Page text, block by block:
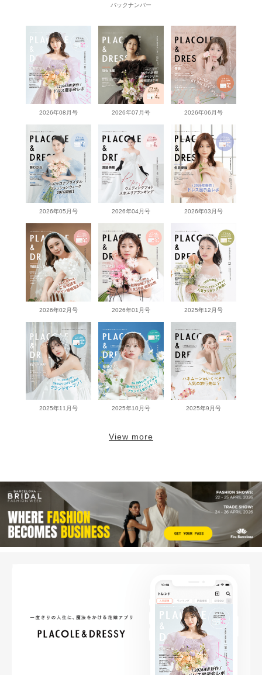
バックナンバー
2026年08月号 2026年07月号 2026年06月号
2026年05月号 2026年04月号 2026年03月号
2026年02月号 2026年01月号 2025年12月号
2025年11月号 2025年10月号 2025年9月号
View more